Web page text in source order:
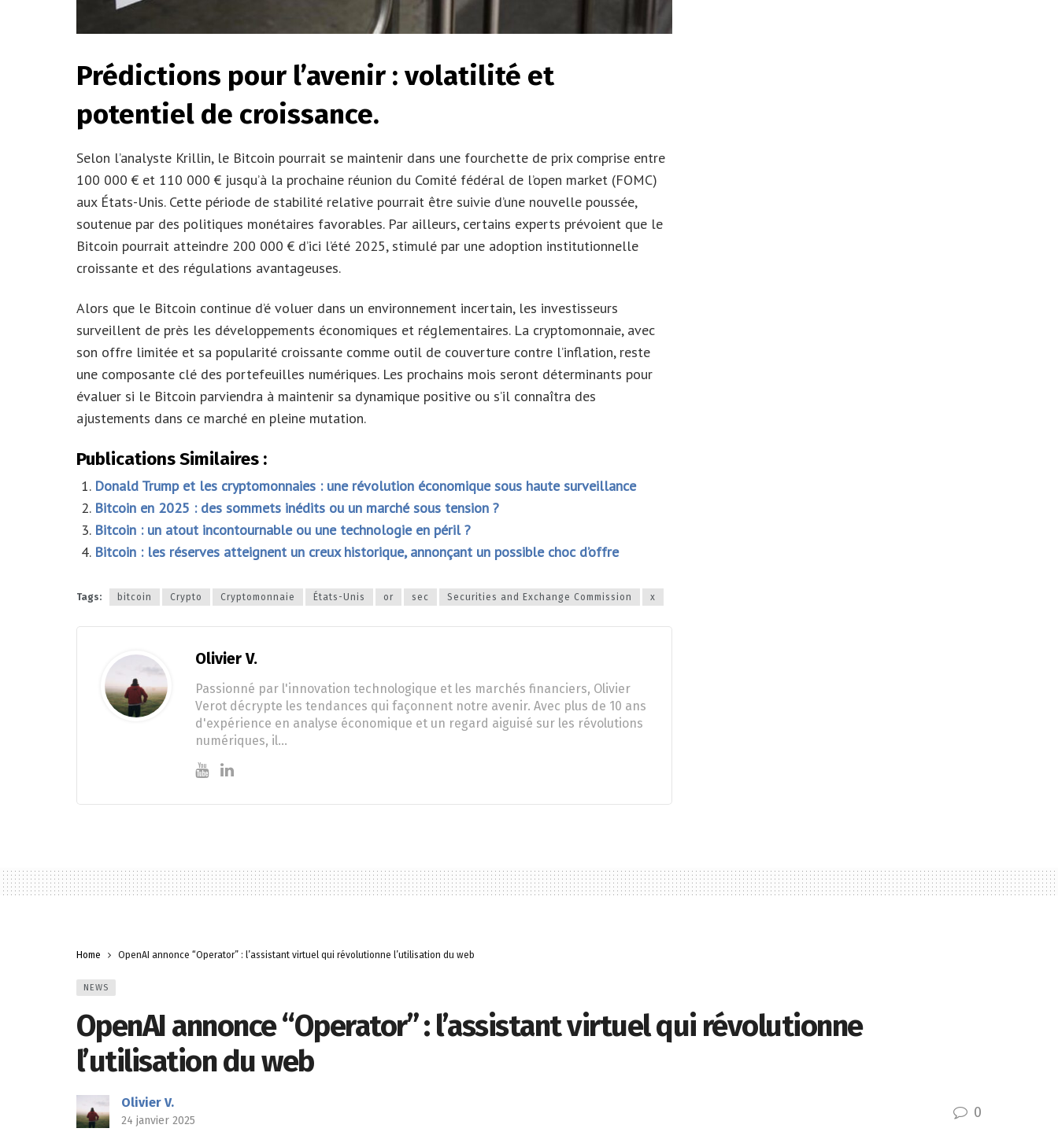
Prédictions pour l’avenir : volatilité et
potentiel de croissance.
Selon l’analyste Krillin, le Bitcoin pourrait se maintenir dans une fourchette de prix comprise entre
100 000 € et 110 000 € jusqu’à la prochaine réunion du Comité fédéral de l’open market (FOMC)
aux États-Unis. Cette période de stabilité relative pourrait être suivie d’une nouvelle poussée,
soutenue par des politiques monétaires favorables. Par ailleurs, certains experts prévoient que le
Bitcoin pourrait atteindre 200 000 € d’ici l’été 2025, stimulé par une adoption institutionnelle
croissante et des régulations avantageuses.
Alors que le Bitcoin continue d’é voluer dans un environnement incertain, les investisseurs
surveillent de près les développements économiques et réglementaires. La cryptomonnaie, avec
son offre limitée et sa popularité croissante comme outil de couverture contre l’inflation, reste
une composante clé des portefeuilles numériques. Les prochains mois seront déterminants pour
évaluer si le Bitcoin parviendra à maintenir sa dynamique positive ou s’il connaîtra des
ajustements dans ce marché en pleine mutation.
Publications Similaires :
Donald Trump et les cryptomonnaies : une révolution économique sous haute surveillance
Bitcoin en 2025 : des sommets inédits ou un marché sous tension ?
Bitcoin : un atout incontournable ou une technologie en péril ?
Bitcoin : les réserves atteignent un creux historique, annonçant un possible choc d’offre
Tags: bitcoin Crypto Cryptomonnaie États-Unis or sec Securities and Exchange Commission x
Olivier V.
Passionné par l'innovation technologique et les marchés financiers, Olivier
Verot décrypte les tendances qui façonnent notre avenir. Avec plus de 10 ans
d'expérience en analyse économique et un regard aiguisé sur les révolutions
numériques, il…
Home OpenAI annonce “Operator” : l’assistant virtuel qui révolutionne l’utilisation du web
NEWS
OpenAI annonce “Operator” : l’assistant virtuel qui révolutionne
l’utilisation du web
Olivier V.
24 janvier 2025 0